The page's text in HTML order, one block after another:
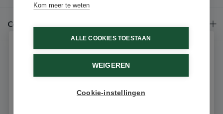
Contact
9.6 / 10 (531 beoordelingen)
Kom meer te weten
ALLE COOKIES TOESTAAN
WEIGEREN
Cookie-instellingen
Schrijf je in voor onze nieuwsbrief
Ontvang als eerste de beste aanbiedingen en persoonlijk
advies